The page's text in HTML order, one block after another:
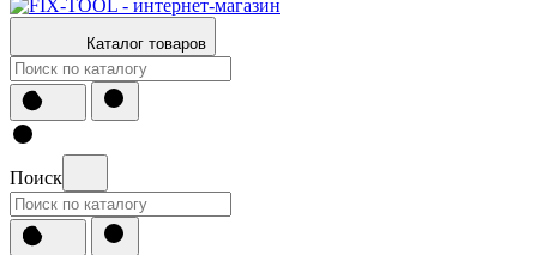
Каталог товаров
Поиск